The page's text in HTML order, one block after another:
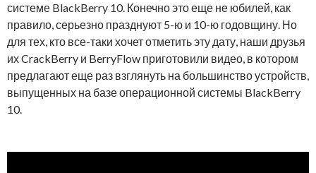
системе BlackBerry 10. Конечно это еще не юбилей, как
правило, серьезно празднуют 5-ю и 10-ю годовщину. Но
для тех, кто все-таки хочет отметить эту дату, наши друзья
их CrackBerry и BerryFlow приготовили видео, в котором
предлагают еще раз взглянуть на большинство устройств,
выпущенных на базе операционной системы BlackBerry
10.